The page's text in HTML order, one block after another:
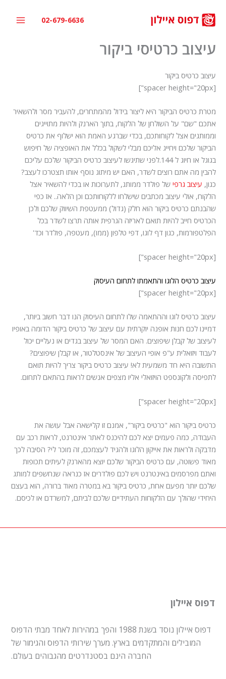
לתוכן
02-679-6636
עיצוב כרטיסי ביקור
עיצוב כרטיס ביקור
[spacer height="20px"]
מטרת כרטיס הביקור היא ליצור בידול מהמתחרים, להעביר מסר ולהשאיר
אתכם "שם" על השולחן של הלקוח, בתוך הארנק ולהיות מתוייגים
וממותגים אצל לקוחותכם, בכדי שברגע האמת הוא ישלוף את כרטיס
הביקור שלכם ויחייג אליכם מבלי לשקול בכלל את האופציה של חיפוש
בגוגל או חיוג ל 144.לפני שתיגשו לעיצוב כרטיס הביקור שלכם עליכם
להבין מה אתם רוצים לשדר, האם יש מיתוג נוסף אותו תצטרכו לעצב?
כגון, עיצוב גרפי של פולדר ממותג, לתערוכות או בכדי להשאיר אצל
הלקוח, אולי עיצוב מכתבים שישלחו ללקוחותכם וכן הלאה.. אז כפי
שהבנתם כרטיס ביקור הוא חלק (גדול) ממעטפת השיווק שלכם ולכן
הכרטיס חייב להיות תואם לאריזה הגרפית אותה תרצו לשדר בכל
הפלטפורמות, כגון דף לוגו, דפי טלפון (ממו), מעטפה, פולדר וכד'
[spacer height="20px"]
עיצוב כרטיס הלוגו והתאמתו לתחום העיסוק
[spacer height="20px"]
עיצוב כרטיס לוגו וההתאמה שלו לתחום העיסוק הנו דבר חשוב ביותר,
דמיינו לכם חנות אופנה יוקרתית עם עיצוב של כרטיס ביקור הדומה באופיו
לעיצוב של קבלן שיפוצים. האם המסר של עיצוב בגדים או נעליים יכול
לעבוד ויזואלית ע"פ אופי העיצוב של אינסטלטור, או קבלן שיפוצים?
התשובה היא חד משמעית לא! עיצוב כרטיס ביקור צריך להיות תואם
לתפיסה ולקונספט הויזואלי אליו מצפים אנשים לראות בהתאם לתחום.
[spacer height="20px"]
כרטיס ביקור הוא "כרטיס ביקור", אמנם זו קלישאה אבל עושה את
העבודה, כמה פעמים יצא לכם להיכנס לאתר אינטרנט, לראות רכב עם
מדבקה ולראות את אייקון הלוגו ולהגיד לעצמכם, זה מוכר לי? הסיבה לכך
מאוד פשוטה, עם כרטיס הביקור שלכם יוצא מהארנק לעיתים תכופות
ואתם מפרסמים באינטרנט ויש לכם פולדרים אז כנראה שנחשפים למותג
שלכם יותר מפעם אחת, כרטיס ביקור בא במטרה מאוד ברורה, הוא בעצם
היחידי שהולך עם הלקוחות העתידיים שלכם לביתם, למשרדם או לכיסם.
דפוס איילון
דפוס איילון נוסד בשנת 1988 והפך במהירות לאחד מבתי הדפוס
המובילים והמתקדמים בארץ. מערך שירותי הדפוס והגימור של
החברה הינם בסטנדרטים מהגבוהים בעולם.